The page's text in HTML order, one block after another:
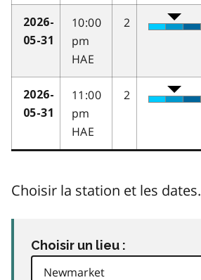
2026-
05-31
10:00
pm
HAE
2
2026-
05-31
11:00
pm
HAE
2
Choisir la station et les dates.
Choisir un lieu :